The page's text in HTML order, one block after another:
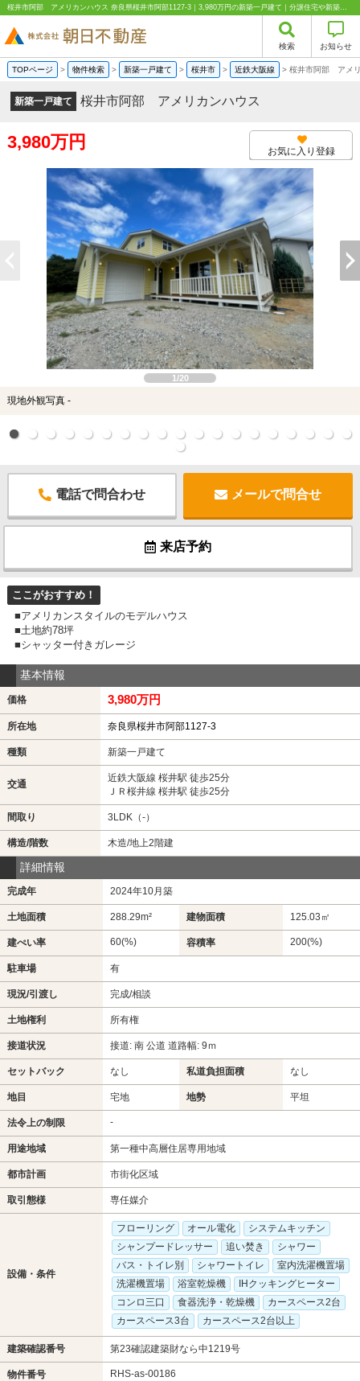
桜井市阿部 アメリカンハウス 奈良県桜井市阿部1127-3｜3,980万円の新築一戸建て｜分譲住宅や新築物件｜株式会社朝日不動産
検索 お知らせ
TOPページ > 物件検索 > 新築一戸建て > 桜井市 > 近鉄大阪線 > 桜井市阿部 アメ
新築一戸建て 桜井市阿部 アメリカンハウス
3,980万円 お気に入り登録
1/20
現地外観写真 -
電話で問合わせ メールで問合せ
来店予約
ここがおすすめ！
■アメリカンスタイルのモデルハウス
■土地約78坪
■シャッター付きガレージ
基本情報
価格 3,980万円
所在地 奈良県桜井市阿部1127-3
種類 新築一戸建て
交通
近鉄大阪線 桜井駅 徒歩25分
ＪＲ桜井線 桜井駅 徒歩25分
間取り 3LDK（-）
構造/階数 木造/地上2階建
詳細情報
完成年 2024年10月築
土地面積 288.29m² 建物面積 125.03㎡
建ぺい率 60(%) 容積率 200(%)
駐車場 有
現況/引渡し 完成/相談
土地権利 所有権
接道状況 接道: 南 公道 道路幅: 9ｍ
セットバック なし 私道負担面積 なし
地目 宅地 地勢 平坦
法令上の制限 -
用途地域 第一種中高層住居専用地域
都市計画 市街化区域
取引態様 専任媒介
設備・条件
フローリング オール電化
システムキッチン
シャンプードレッサー
追い焚き
シャワー
バス・トイレ別
シャワートイレ
室内洗濯機置場
洗濯機置場
浴室乾燥機
IHクッキングヒーター
コンロ三口
食器洗浄・乾燥機
カースペース2台
カースペース3台
カースペース2台以上
建築確認番号 第23確認建築財なら中1219号
物件番号 RHS-as-00186